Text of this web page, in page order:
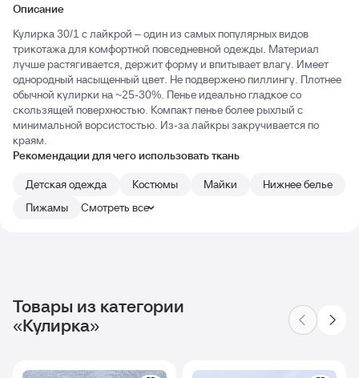
Описание
Кулирка 30/1 с лайкрой – один из самых популярных видов
трикотажа для комфортной повседневной одежды. Материал
лучше растягивается, держит форму и впитывает влагу. Имеет
однородный насыщенный цвет. Не подвержено пиллингу. Плотнее
обычной кулирки на ~25-30%. Пенье идеально гладкое со
скользящей поверхностью. Компакт пенье более рыхлый с
минимальной ворсистостью. Из-за лайкры закручивается по
краям.
Рекомендации для чего использовать ткань
Детская одежда
Костюмы Майки
Нижнее белье
Пижамы
Смотреть все
Товары из категории
«Кулирка»